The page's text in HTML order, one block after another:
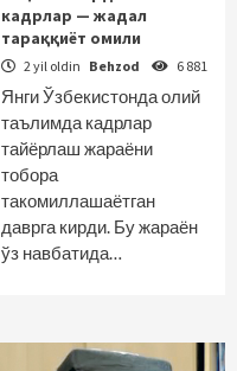
кадрлар — жадал
тараққиёт омили
2 yil oldin Behzod 6 881
Янги Ўзбекистонда олий
таълимда кадрлар
тайёрлаш жараёни
тобора
такомиллашаётган
даврга кирди. Бу жараён
ўз навбатида…